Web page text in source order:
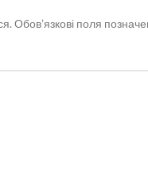
Обов’язкові поля